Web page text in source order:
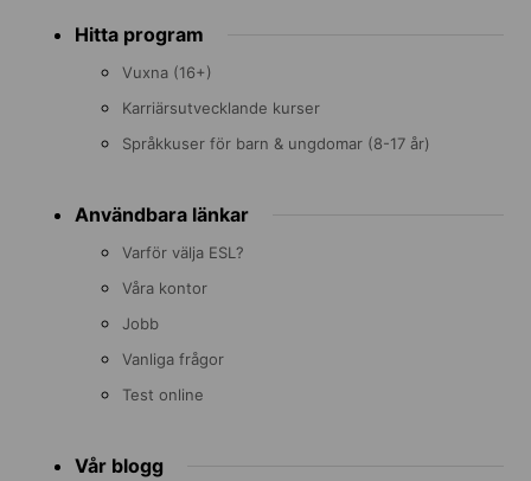
menu Hitta program
Vuxna (16+)
Karriärsutvecklande kurser
Språkkuser för barn & ungdomar (8-17 år)
Användbara länkar
Varför välja ESL?
Våra kontor
Jobb
Vanliga frågor
Test online
Vår blogg